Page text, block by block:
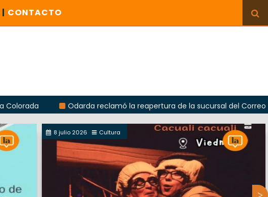
| CONTACTO
Odarda reclamó la reapertura de la sucursal del Correo Argentino
8 julio 2026 Cultura